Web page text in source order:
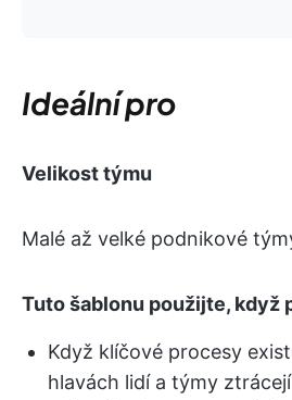
Ideální pro
Velikost týmu
Malé až velké podnikové
Tuto šablonu použijte, když
Když klíčové procesy
hlavách lidí a týmy